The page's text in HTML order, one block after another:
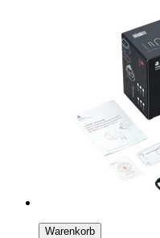
Warenkorb